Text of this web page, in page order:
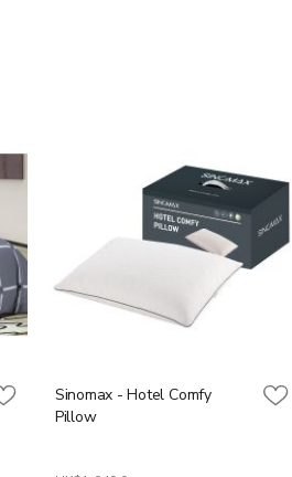
Sinomax - Hotel Comfy
Pillow